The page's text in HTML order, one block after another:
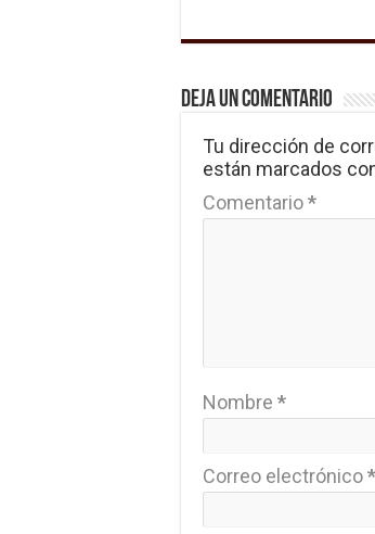
Deja un comentario
Tu dirección de
están marcados
Comentario*
Nombre *
Correo electrónico*